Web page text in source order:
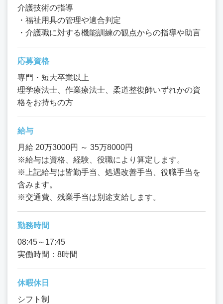
介護技術の指導
・福祉用具の管理や適合判定
・介護職に対する機能訓練の観点からの指導や助言
応募資格
専門・短大卒業以上
理学療法士、作業療法士、柔道整復師いずれかの資
格をお持ちの方
給与
月給 20万3000円 ～ 35万8000円
※給与は資格、経験、役職により算定します。
※上記給与は皆勤手当、処遇改善手当、役職手当を
含みます。
※交通費、残業手当は別途支給します。
勤務時間
08:45～17:45
実働時間：8時間
休暇休日
シフト制